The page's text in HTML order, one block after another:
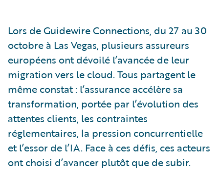
Lors de Guidewire Connections, du 27 au 30
octobre à Las Vegas, plusieurs assureurs
européens ont dévoilé l’avancée de leur
migration vers le cloud. Tous partagent le
même constat : l’assurance accélère sa
transformation, portée par l’évolution des
attentes clients, les contraintes
réglementaires, la pression concurrentielle
et l’essor de l’IA. Face à ces défis, ces acteurs
ont choisi d’avancer plutôt que de subir.